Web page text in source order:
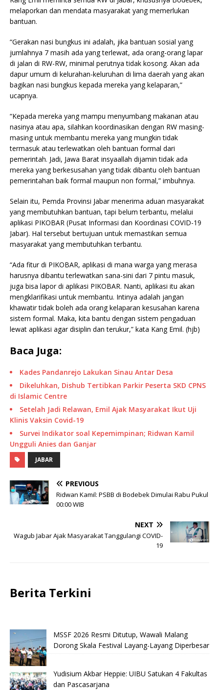
melaporkan dan mendata masyarakat yang memerlukan
bantuan.
“Gerakan nasi bungkus ini adalah, jika bantuan sosial yang
jumlahnya 7 masih ada yang terlewat, ada orang-orang lapar
di jalan di RW-RW, minimal perutnya tidak kosong. Akan ada
dapur umum di kelurahan-keluruhan di lima daerah yang akan
bagikan nasi bungkus kepada mereka yang kelaparan,”
ucapnya.
“Kepada mereka yang mampu menyumbang makanan atau
nasinya atau apa, silahkan koordinasikan dengan RW masing-
masing untuk membantu mereka yang mungkin tidak
termasuk atau terlewatkan oleh bantuan formal dari
pemerintah. Jadi, Jawa Barat insyaallah dijamin tidak ada
mereka yang berkesusahan yang tidak dibantu oleh bantuan
pemerintahan baik formal maupun non formal,” imbuhnya.
Selain itu, Pemda Provinsi Jabar menerima aduan masyarakat
yang membutuhkan bantuan, tapi belum terbantu, melalui
aplikasi PIKOBAR (Pusat Informasi dan Koordinasi COVID-19
Jabar). Hal tersebut bertujuan untuk memastikan semua
masyarakat yang membutuhkan terbantu.
“Ada fitur di PIKOBAR, aplikasi di mana warga yang merasa
harusnya dibantu terlewatkan sana-sini dari 7 pintu masuk,
juga bisa lapor di aplikasi PIKOBAR. Nanti, aplikasi itu akan
mengklarifikasi untuk membantu. Intinya adalah jangan
khawatir tidak boleh ada orang kelaparan kesusahan karena
sistem formal. Maka, kita bantu dengan sistem pengaduan
lewat aplikasi agar disiplin dan terukur,” kata Kang Emil. (hjb)
Baca Juga:
Kades Pandanrejo Lakukan Sinau Antar Desa
Dikeluhkan, Dishub Tertibkan Parkir Peserta SKD CPNS
di Islamic Centre
Setelah Jadi Relawan, Emil Ajak Masyarakat Ikut Uji
Klinis Vaksin Covid-19
Survei Indikator soal Kepemimpinan; Ridwan Kamil
Ungguli Anies dan Ganjar
JABAR
PREVIOUS
Ridwan Kamil: PSBB di Bodebek Dimulai Rabu Pukul
00:00 WIB
NEXT
Wagub Jabar Ajak Masyarakat Tanggulangi COVID-
19
Berita Terkini
MSSF 2026 Resmi Ditutup, Wawali Malang
Dorong Skala Festival Layang-Layang Diperbesar
Yudisium Akbar Heppie: UIBU Satukan 4 Fakultas
dan Pascasarjana